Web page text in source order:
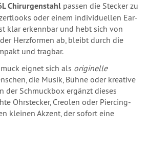
Chirurgenstahl passen die Stecker zu
oder einem individuellen Ear-
klar erkennbar und hebt sich von
Herzformen ab, bleibt durch die
und tragbar.
eignet sich als originelle
die Musik, Bühne oder kreative
der Schmuckbox ergänzt dieses
Ohrstecker, Creolen oder Piercing-
kleinen Akzent, der sofort eine